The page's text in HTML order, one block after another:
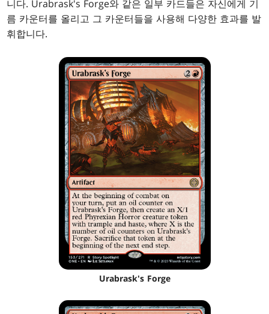
니다. Urabrask's Forge와 같은 일부 카드들은 자신에게 기
름 카운터를 올리고 그 카운터들을 사용해 다양한 효과를 발
휘합니다.
Urabrask's Forge